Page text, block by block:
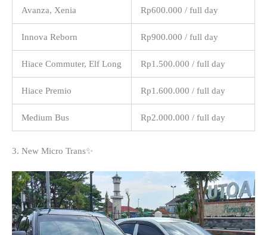
Avanza, Xenia Rp600.000 / full day
Innova Reborn Rp900.000 / full day
Hiace Commuter, Elf Long Rp1.500.000 / full day
Hiace Premio Rp1.600.000 / full day
Medium Bus Rp2.000.000 / full day
3. New Micro Trans✨